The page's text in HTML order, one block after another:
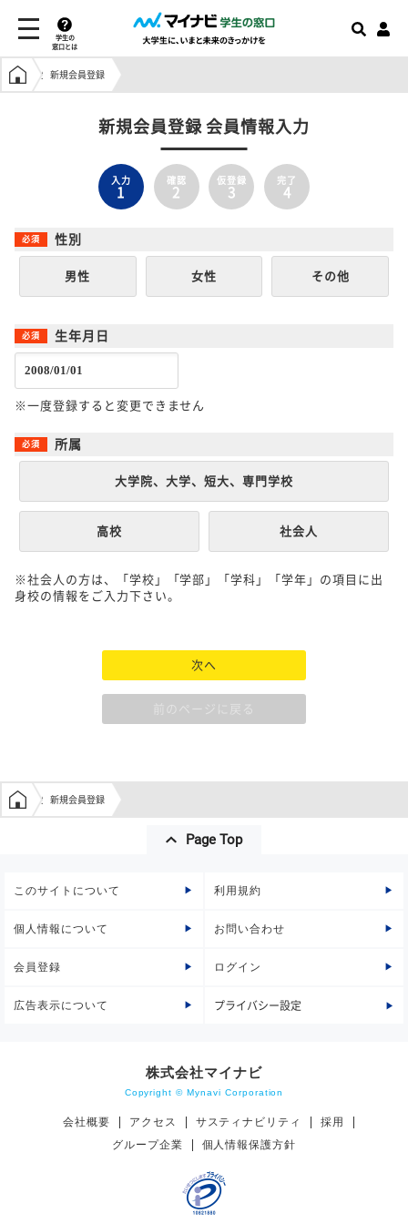
学生の
窓口とは
学生の窓口トップ
新規会員登録
新規会員登録 会員情報入力
入力
1
確認
2
仮登録
3
完了
4
性別
男性 女性 その他
生年月日
※一度登録すると変更できません
所属
大学院、大学、短大、専門学校
高校 社会人
※社会人の方は、「学校」「学部」「学科」「学年」の項目に出
身校の情報をご入力下さい。
次へ
前のページに戻る
学生の窓口トップ
新規会員登録
Page Top
このサイトについて 利用規約
個人情報について お問い合わせ
会員登録 ログイン
広告表示について プライバシー設定
株式会社マイナビ
Copyright © Mynavi Corporation
会社概要 アクセス サスティナビリティ
採用
グループ企業
個人情報保護方針